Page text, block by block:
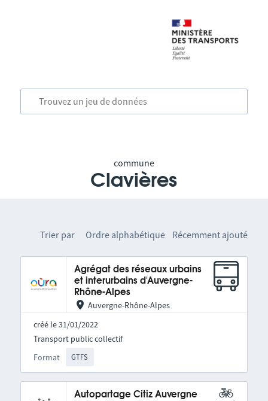
commune
Clavières
Trier par Ordre alphabétique Récemment ajouté
Agrégat des réseaux urbains
et interurbains d'Auvergne-
Rhône-Alpes
Auvergne-Rhône-Alpes
créé le 31/01/2022
Format GTFS
Transport public collectif
Autopartage Citiz Auvergne